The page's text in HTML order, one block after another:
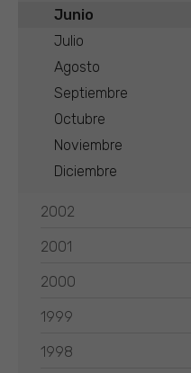
Junio
Julio
Agosto
Septiembre
Octubre
Noviembre
Diciembre
2002
2001
2000
1999
1998